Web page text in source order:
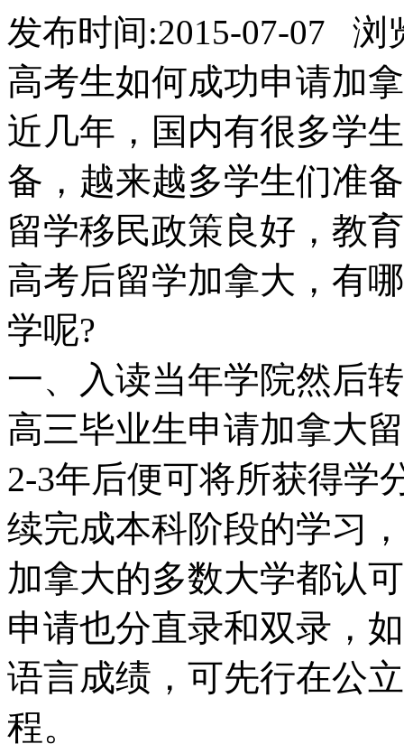
发布时间:2015-07-07 浏
高考生如何成功申请加
近几年，国内有很多学
备，越来越多学生们准
留学移民政策良好，教
高考后留学加拿大，有
学呢?
一、入读当年学院然后
高三毕业生申请加拿大
2-3年后便可将所获得学
续完成本科阶段的学习
加拿大的多数大学都认
申请也分直录和双录，
语言成绩，可先行在公
程。